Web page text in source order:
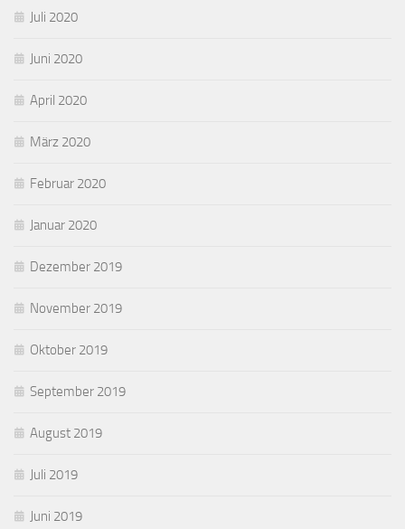
Juli 2020
Juni 2020
April 2020
März 2020
Februar 2020
Januar 2020
Dezember 2019
November 2019
Oktober 2019
September 2019
August 2019
Juli 2019
Juni 2019